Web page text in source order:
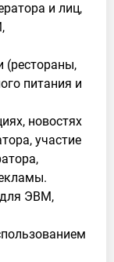
и лиц,
(рестораны,
питания и
новостях
участие
для ЭВМ,